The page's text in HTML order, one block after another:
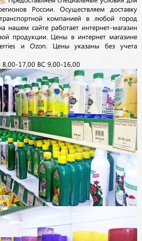
России. Осуществляем доставку
компанией в любой город
нашем сайте работает интернет-магазин
продукции. Цены в интернет магазине
и Ozon. Цены указаны без учета
17,00 ВС 9,00-16,00